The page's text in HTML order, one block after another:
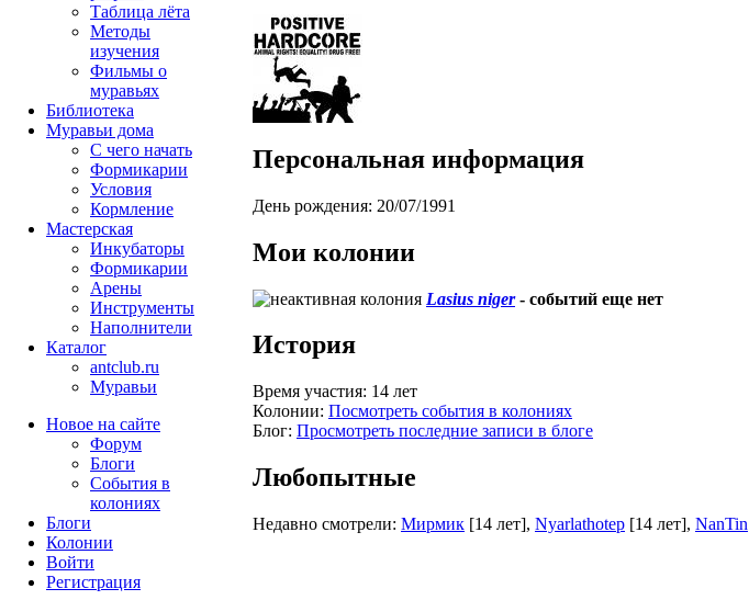
Персональная информация
День рождения: 20/07/1991
Мои колонии
Lasius niger- событий еще нет
История
Время участия: 14 лет
Колонии: Посмотреть события в колониях
Блог: Просмотреть последние записи в блоге
Любопытные
Недавно смотрели: Мирмик [14 лет], Nyarlathotep [14 лет], NanTin
Таблица лёта
Методы
изучения
Фильмы о
муравьях
Библиотека
Муравьи дома
С чего начать
Формикарии
Условия
Кормление
Мастерская
Инкубаторы
Формикарии
Арены
Инструменты
Наполнители
Каталог
antclub.ru
Муравьи
Новое на сайте
Форум
Блоги
События в
колониях
Блоги
Колонии
Войти
Peгиcтpaция